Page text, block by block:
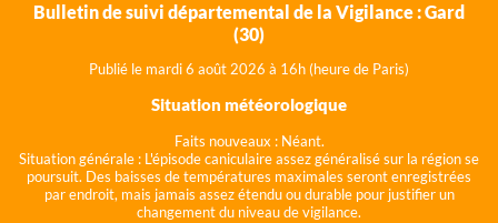
Bulletin de suivi départemental de la Vigilance : Gard
(30)
Publié le mardi 6 août 2026 à 16h (heure de Paris)
Situation météorologique
Faits nouveaux : Néant.
Situation générale : L'épisode caniculaire assez généralisé sur la région se
poursuit. Des baisses de températures maximales seront enregistrées
par endroit, mais jamais assez étendu ou durable pour justifier un
changement du niveau de vigilance.